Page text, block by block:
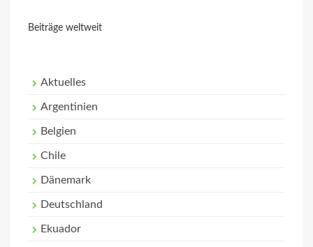
Beiträge weltweit
Aktuelles
Argentinien
Belgien
Chile
Dänemark
Deutschland
Ekuador